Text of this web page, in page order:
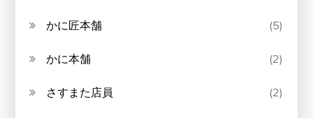
かに匠本舗 (5)
かに本舗 (2)
さすまた店員 (2)